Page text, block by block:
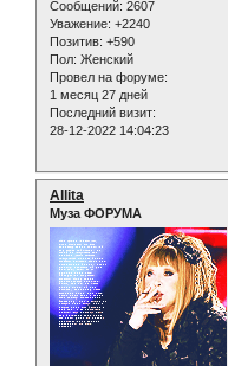
Сообщений: 2607
Уважение: +2240
Позитив: +590
Пол: Женский
Провел на форуме:
1 месяц 27 дней
Последний визит:
28-12-2022 14:04:23
Allita
Муза ФОРУМА